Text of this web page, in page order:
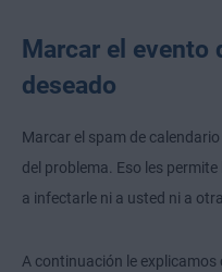
Marcar el evento
deseado
Marcar el spam de
del problema. Eso les
a infectarle ni a usted ni a
A continuación le